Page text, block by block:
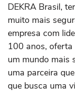
DEKRA Brasil,
muito mais
empresa com
100 anos,
um mundo mais
uma parceira
que busca uma